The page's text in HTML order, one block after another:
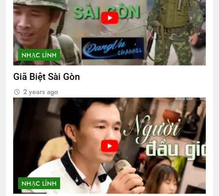
NHẠC LÍNH
Giã Biệt Sài Gòn
2 years ago
NHẠC LÍNH